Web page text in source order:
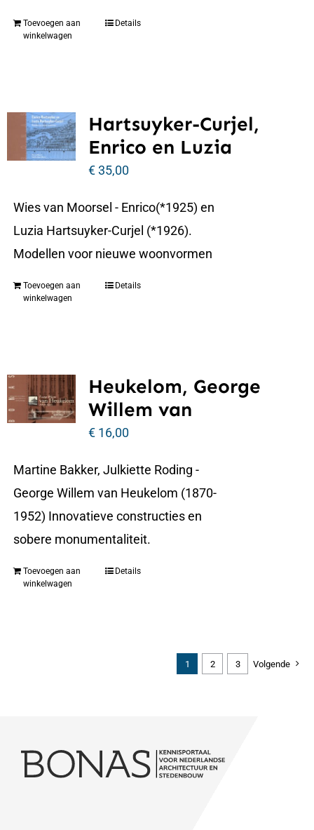
Toevoegen aan
winkelwagen
Details
Hartsuyker-Curjel,
Enrico en Luzia
€35,00
Wies van Moorsel - Enrico(*1925) en
Luzia Hartsuyker-Curjel (*1926).
Modellen voor nieuwe woonvormen
Toevoegen aan
winkelwagen
Details
Heukelom, George
Willem van
€16,00
Martine Bakker, Julkiette Roding -
George Willem van Heukelom (1870-
1952) Innovatieve constructies en
sobere monumentaliteit.
Toevoegen aan
winkelwagen
Details
1 2 3 Volgende